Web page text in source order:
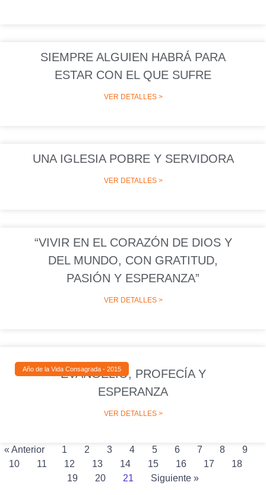
SIEMPRE ALGUIEN HABRÁ PARA
ESTAR CON EL QUE SUFRE
VER DETALLES >
UNA IGLESIA POBRE Y SERVIDORA
VER DETALLES >
“VIVIR EN EL CORAZÓN DE DIOS Y
DEL MUNDO, CON GRATITUD,
PASIÓN Y ESPERANZA”
VER DETALLES >
Año de la Vida Consagrada - 2015
EVANGELIO, PROFECÍA Y
ESPERANZA
VER DETALLES >
« Anterior 1 2 3 4 5 6 7 8
9
10
11 12 13 14 15 16 17
18
19
20 21 Siguiente »